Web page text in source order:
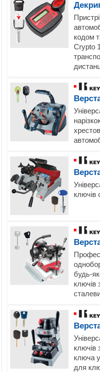
кодом
Crypto
ключів
будь-
ключів
ключів
ключа
для